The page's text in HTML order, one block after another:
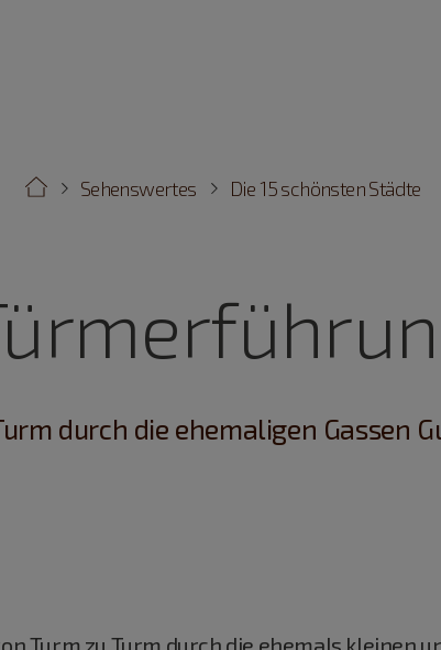
Die 15 schönsten Städte
Sehenswertes
durch die ehemaligen Gassen
Turm zu Turm durch die ehemals kleinen